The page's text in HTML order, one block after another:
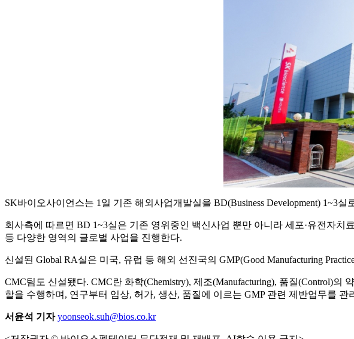
SK바이오사이언스는 1일 기존 해외사업개발실을 BD(Business Development) 1~3
회사측에 따르면 BD 1~3실은 기존 영위중인 백신사업 뿐만 아니라 세포·유전자
등 다양한 영역의 글로벌 사업을 진행한다.
신설된 Global RA실은 미국, 유럽 등 해외 선진국의 GMP(Good Manufacturing
CMC팀도 신설됐다. CMC란 화학(Chemistry), 제조(Manufacturing), 품질(Control)의
할을 수행하며, 연구부터 임상, 허가, 생산, 품질에 이르는 GMP 관련 제반업무를 관
서윤석 기자 yoonseok.suh@bios.co.kr